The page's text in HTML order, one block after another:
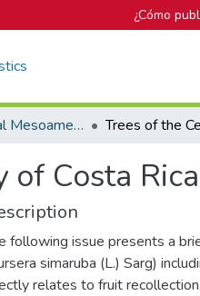
¿Cómo
Revista Forestal Mesoamericana Kurú
Costa
following issue presents a
simaruba (L.) Sarg)
relates to fruit